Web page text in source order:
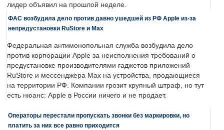
лидер объявил на прошлой неделе.
ФАС возбудила дело против давно ушедшей из РФ Apple из-за
непредустановки RuStore и Max
Федеральная антимонопольная служба возбудила дело
против корпорации Apple за неисполнения требований о
предустановке производителями гаджетов приложений
RuStore и мессенджера Max на устройства, продающиеся
на территории РФ. Компании грозит крупный штраф, но тут
есть нюанс: Apple в России ничего и не продает.
Операторы перестали пропускать звонки без маркировки, но
платить за них все равно приходится